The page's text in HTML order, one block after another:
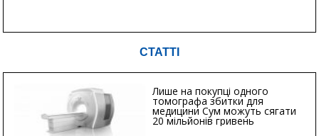
СТАТТІ
Лише на покупці одного
томографа збитки для
медицини Сум можуть сягати
20 мільйонів гривень